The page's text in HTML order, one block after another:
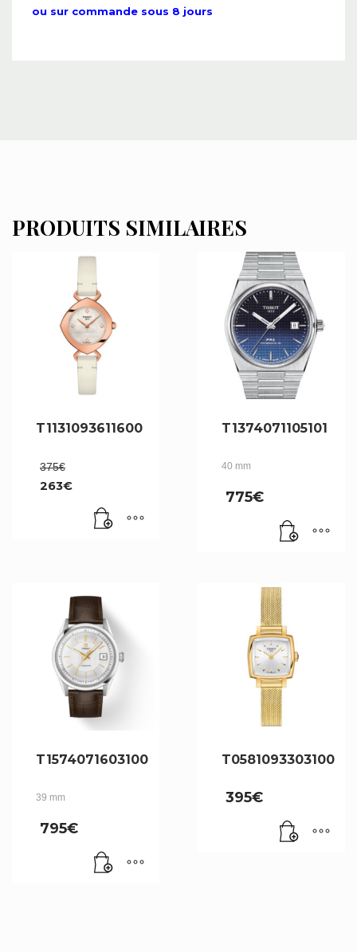
ou sur commande sous 8 jours
PRODUITS SIMILAIRES
T1131093611600
375€
était :
375€.
263€
T1374071105101
40 mm
775€
T1574071603100
39 mm
795€
T0581093303100
395€